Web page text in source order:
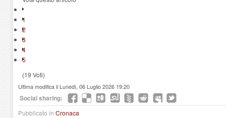
1
2
3
4
5
(19 Voti)
Ultima modifica il Lunedì, 06 Luglio 2026 19:20
Social sharing:
Pubblicato in Cronaca